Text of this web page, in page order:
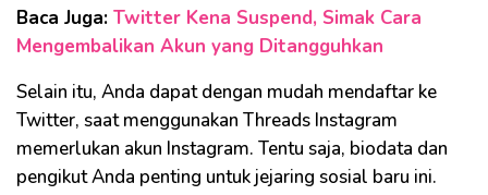
Baca Juga: Twitter Kena Suspend, Simak Cara
Mengembalikan Akun yang Ditangguhkan
Selain itu, Anda dapat dengan mudah mendaftar ke
Twitter, saat menggunakan Threads Instagram
memerlukan akun Instagram. Tentu saja, biodata dan
pengikut Anda penting untuk jejaring sosial baru ini.